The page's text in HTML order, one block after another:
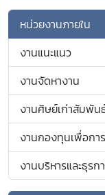
หน่วยงานภายใน
งานแนะแนว
งานจัดหางาน
งานศิษย์เก่าสัมพัน
งานกองทุนเพื่อกา
งานบริหารและธุรก